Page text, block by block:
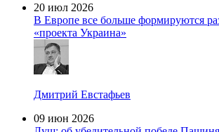
20 июл 2026
В Европе все больше формируются
«проекта Украина»
Дмитрий Евстафьев
09 июн 2026